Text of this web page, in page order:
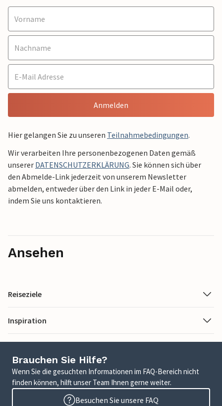
Anmelden
Hier gelangen Sie zu unseren Teilnahmebedingungen.
Wir verarbeiten Ihre personenbezogenen Daten gemäß
unserer DATENSCHUTZERKLÄRUNG. Sie können sich über
den Abmelde-Link jederzeit von unserem Newsletter
abmelden, entweder über den Link in jeder E-Mail oder,
indem Sie uns kontaktieren.
Ansehen
Reiseziele
Inspiration
Brauchen Sie Hilfe?
Wenn Sie die gesuchten Informationen im FAQ-Bereich nicht
finden können, hilft unser Team Ihnen gerne weiter.
Besuchen Sie unsere FAQ